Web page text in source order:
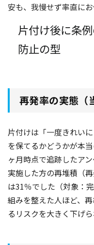
安も、我慢せず率直にお
片付け後に条
防止の型
再発率の実態（
片付けは「一度きれい
を保てるかどうかが本
ヶ月時点で追跡したア
実施した方の再堆積（
は31％でした（対象：
組みを整えた人ほど、
るリスクを大きく下げ